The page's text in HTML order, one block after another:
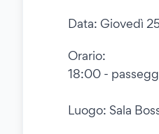
Data: Giovedì
Orario:
18:00 -
Luogo: Sala